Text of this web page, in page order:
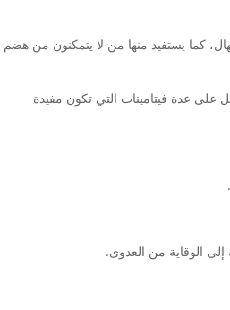
كما يستفيد منها من لا يتمكنون من هضم
على عدة فيتامينات التي تكون مفيدة
الوقاية من العدوى.